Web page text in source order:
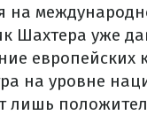
на
Шахтера уже
европейских
на уровне
лишь